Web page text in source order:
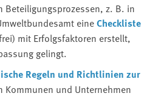
Beteiligungsprozessen, z. B. in
eineCheckliste
mit Erfolgsfaktoren erstellt,
gelingt.
Regeln und Richtlinien zur
Kommunen und Unternehmen